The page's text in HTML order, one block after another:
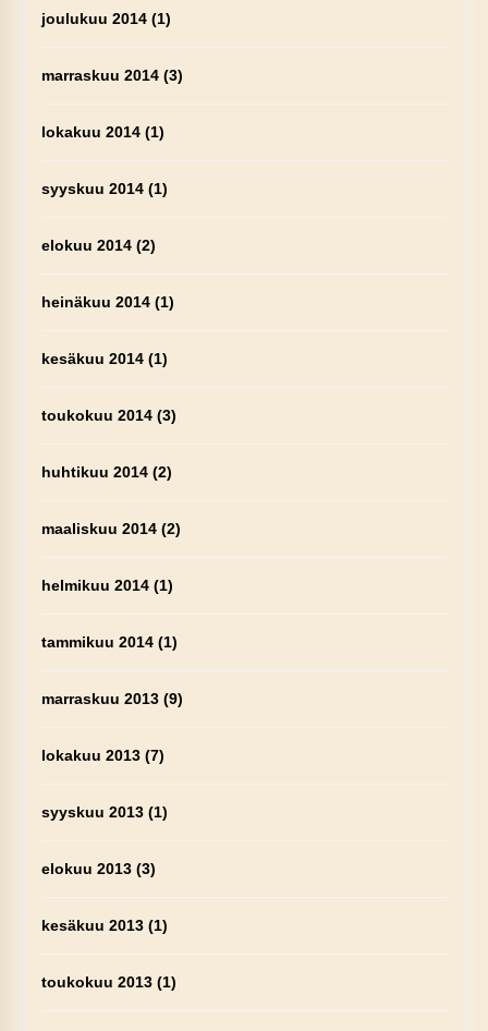
joulukuu 2014(1)
marraskuu 2014(3)
lokakuu 2014(1)
syyskuu 2014(1)
elokuu 2014(2)
heinäkuu 2014(1)
kesäkuu 2014(1)
toukokuu 2014(3)
huhtikuu 2014(2)
maaliskuu 2014(2)
helmikuu 2014(1)
tammikuu 2014(1)
marraskuu 2013(9)
lokakuu 2013(7)
syyskuu 2013(1)
elokuu 2013(3)
kesäkuu 2013(1)
toukokuu 2013(1)